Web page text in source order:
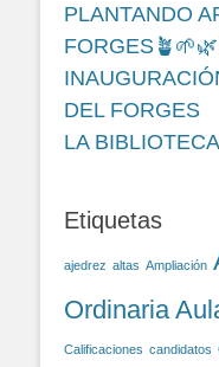
PLANTANDO
DEL FORGES
LA
Etiquetas
ajedrez altas Ampliación
Ordinaria
Calificaciones candidatos